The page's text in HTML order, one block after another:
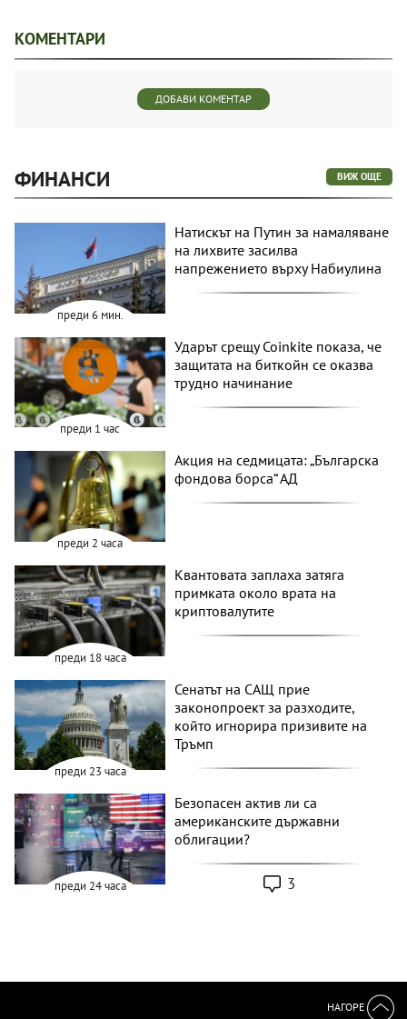
КОМЕНТАРИ
ДОБАВИ КОМЕНТАР
ФИНАНСИ ВИЖ ОЩЕ
преди 6 мин.
Натискът на Путин за намаляване
на лихвите засилва
напрежението върху Набиулина
преди 1 час
Ударът срещу Coinkite показа, че
защитата на биткойн се оказва
трудно начинание
преди 2 часа
Акция на седмицата: „Българска
фондова борса“ АД
преди 18 часа
Квантовата заплаха затяга
примката около врата на
криптовалутите
преди 23 часа
Сенатът на САЩ прие
законопроект за разходите,
който игнорира призивите на
Тръмп
преди 24 часа
Безопасен актив ли са
американските държавни
облигации?
3
НАГОРЕ